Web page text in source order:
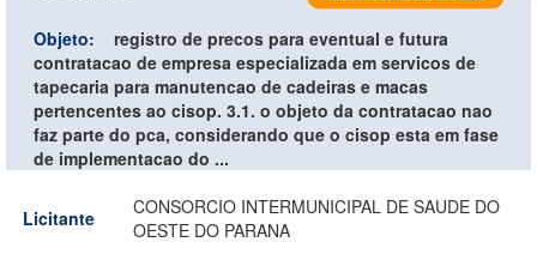
Objeto:
registro de precos para eventual e futura
contratacao de empresa especializada em servicos de
tapecaria para manutencao de cadeiras e macas
pertencentes ao cisop. 3.1. o objeto da contratacao nao
faz parte do pca, considerando que o cisop esta em fase
de implementacao do ...
Licitante
CONSORCIO INTERMUNICIPAL DE SAUDE DO
OESTE DO PARANA